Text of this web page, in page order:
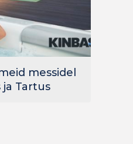
messidel
ja Tartus